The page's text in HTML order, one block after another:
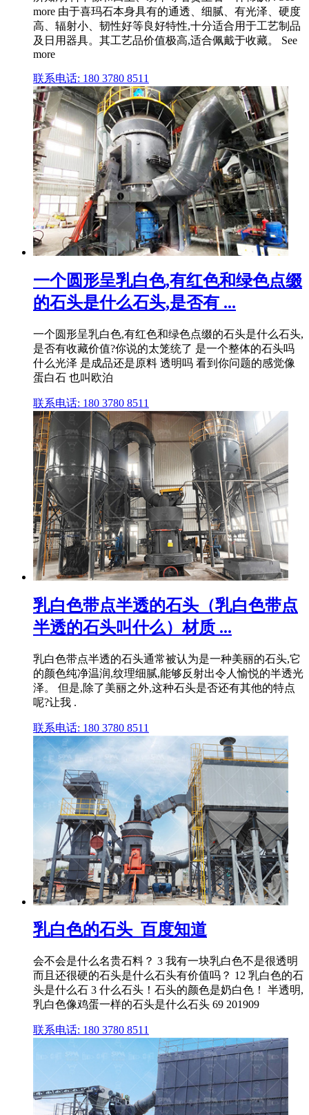
more 由于喜玛石本身具有的通透、细腻、有光泽、硬度
高、辐射小、韧性好等良好特性,十分适合用于工艺制品
及日用器具。其工艺品价值极高,适合佩戴于收藏。 See
more
联系电话: 180 3780 8511
一个圆形呈乳白色,有红色和绿色点缀
的石头是什么石头,是否有 ...
一个圆形呈乳白色,有红色和绿色点缀的石头是什么石头,
是否有收藏价值?你说的太笼统了 是一个整体的石头吗
什么光泽 是成品还是原料 透明吗 看到你问题的感觉像
蛋白石 也叫欧泊
联系电话: 180 3780 8511
乳白色带点半透的石头（乳白色带点
半透的石头叫什么）材质 ...
乳白色带点半透的石头通常被认为是一种美丽的石头,它
的颜色纯净温润,纹理细腻,能够反射出令人愉悦的半透光
泽。 但是,除了美丽之外,这种石头是否还有其他的特点
呢?让我 .
联系电话: 180 3780 8511
乳白色的石头_百度知道
会不会是什么名贵石料？ 3 我有一块乳白色不是很透明
而且还很硬的石头是什么石头有价值吗？ 12 乳白色的石
头是什么石 3 什么石头！石头的颜色是奶白色！ 半透明,
乳白色像鸡蛋一样的石头是什么石头 69 201909
联系电话: 180 3780 8511